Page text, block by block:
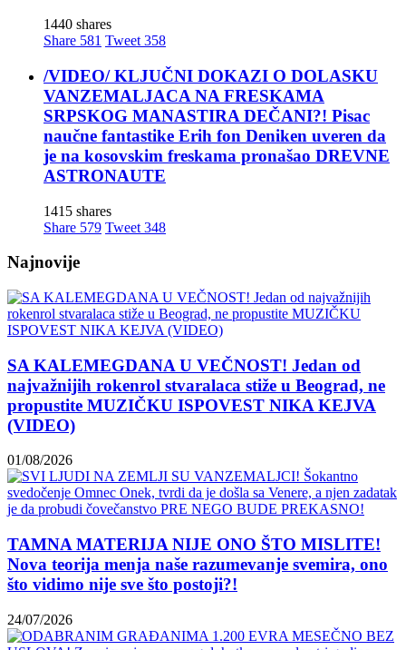
1440 shares
Share 581 Tweet 358
/VIDEO/ KLJUČNI DOKAZI O DOLASKU
VANZEMALJACA NA FRESKAMA
SRPSKOG MANASTIRA DEČANI?! Pisac
naučne fantastike Erih fon Deniken uveren da
je na kosovskim freskama pronašao DREVNE
ASTRONAUTE
1415 shares
Share 579 Tweet 348
Najnovije
SA KALEMEGDANA U VEČNOST! Jedan od
najvažnijih rokenrol stvaralaca stiže u Beograd, ne
propustite MUZIČKU ISPOVEST NIKA KEJVA
(VIDEO)
01/08/2026
TAMNA MATERIJA NIJE ONO ŠTO MISLITE!
Nova teorija menja naše razumevanje svemira, ono
što vidimo nije sve što postoji?!
24/07/2026